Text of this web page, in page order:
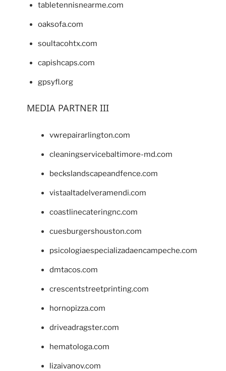
tabletennisnearme.com
oaksofa.com
soultacohtx.com
capishcaps.com
gpsyfl.org
MEDIA PARTNER III
vwrepairarlington.com
cleaningservicebaltimore-md.com
beckslandscapeandfence.com
vistaaltadelveramendi.com
coastlinecateringnc.com
cuesburgershouston.com
psicologiaespecializadaencampeche.com
dmtacos.com
crescentstreetprinting.com
hornopizza.com
driveadragster.com
hematologa.com
lizaivanov.com